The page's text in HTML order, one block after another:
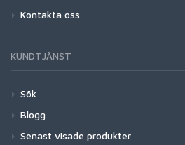
Kontakta oss
KUNDTJÄNST
Sök
Blogg
Senast visade produkter